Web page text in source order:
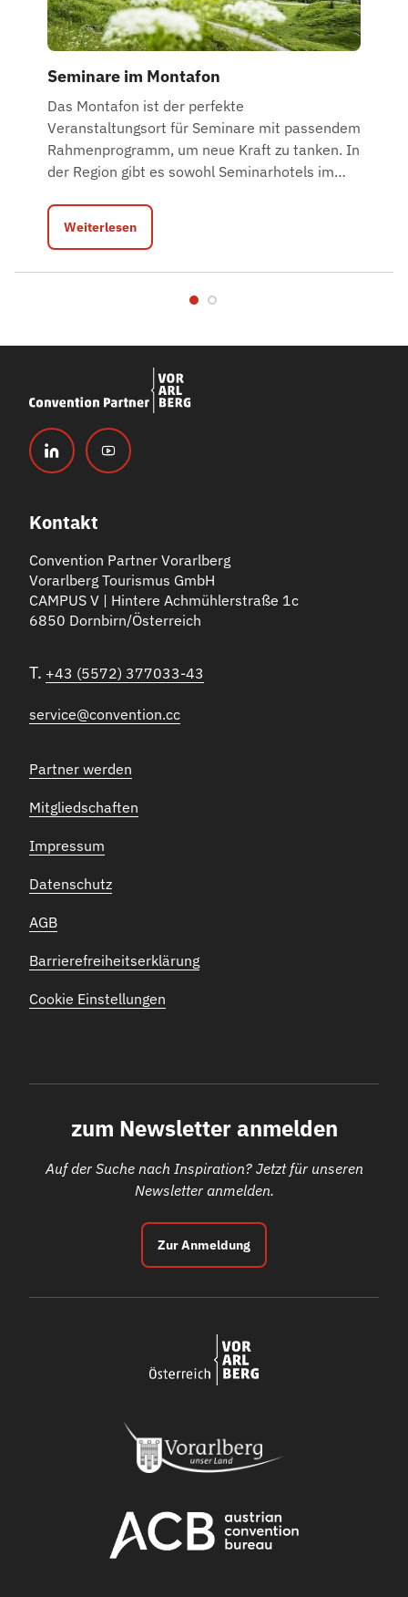
Seminare im Montafon
Das Montafon ist der perfekte
Veranstaltungsort für Seminare mit passendem
Rahmenprogramm, um neue Kraft zu tanken. In
der Region gibt es sowohl Seminarhotels im…
Weiterlesen
Kontakt
Convention Partner Vorarlberg
Vorarlberg Tourismus GmbH
CAMPUS V | Hintere Achmühlerstraße 1c
6850 Dornbirn/Österreich
T. +43 (5572) 377033-43
service@convention.cc
Partner werden
Mitgliedschaften
Impressum
Datenschutz
AGB
Barrierefreiheitserklärung
Cookie Einstellungen
zum Newsletter anmelden
Auf der Suche nach Inspiration? Jetzt für unseren
Newsletter anmelden.
Zur Anmeldung